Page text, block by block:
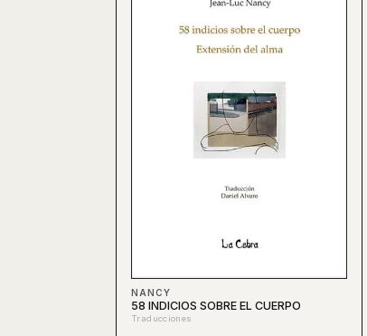
NANCY
58 INDICIOS SOBRE EL CUERPO
Traducciones